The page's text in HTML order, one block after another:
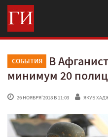
СОБЫТИЯ
В
минимум 20
26 НОЯБРЯ'2018 В 11:03 ЯКУБ